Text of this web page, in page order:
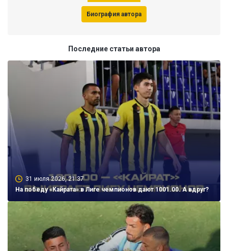
Биография автора
Последние статьи автора
31 июля 2026, 21:37
На победу «Кайрата» в Лиге чемпионов дают 1001.00. А вдруг?